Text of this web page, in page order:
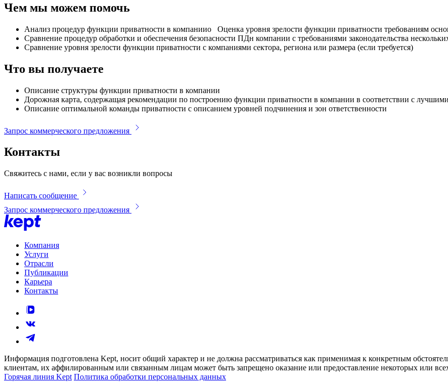
Чем мы можем помочь
Анализ процедур функции приватности в компанииo Оценка уровня зрелости функции приватности требованиям
Сравнение процедур обработки и обеспечения безопасности ПДн компании с требованиями законодательства
Сравнение уровня зрелости функции приватности с компаниями сектора, региона или размера (если требуется)
Что вы получаете
Описание структуры функции приватности в компании
Дорожная карта, содержащая рекомендации по построению функции приватности в компании в соответствии с
Описание оптимальной команды приватности с описанием уровней подчинения и зон ответственности
Запрос коммерческого предложения
Контакты
Свяжитесь с нами, если у вас возникли вопросы
Написать сообщение
Запрос коммерческого предложения
Компания
Услуги
Отрасли
Публикации
Карьера
Контакты
Информация подготовлена Kept, носит общий характер и не должна рассматриваться как применимая к конкретным
клиентам, их аффилированным или связанным лицам может быть запрещено оказание или предоставление некоторых или
Горячая линия Kept Политика обработки персональных данных